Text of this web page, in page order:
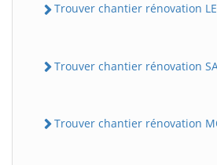
Trouver chantier rénovation LE
Trouver chantier rénovation
Trouver chantier rénovation